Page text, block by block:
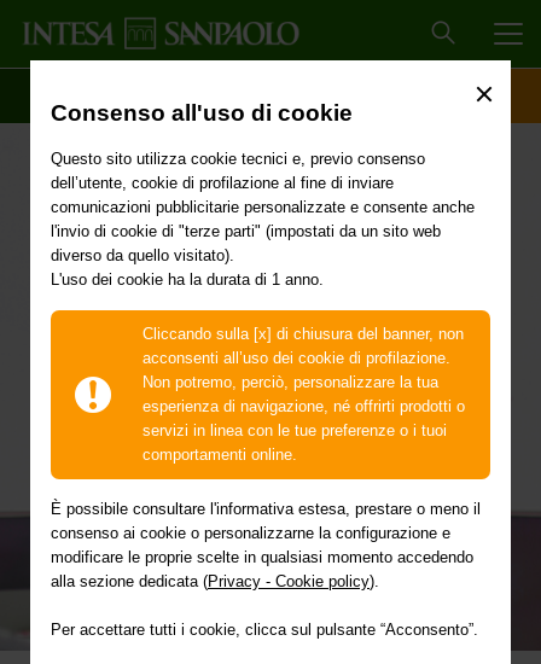
Consenso all'uso di cookie
Questo sito utilizza cookie tecnici e, previo consenso
dell’utente, cookie di profilazione al fine di inviare
comunicazioni pubblicitarie personalizzate e consente anche
l'invio di cookie di "terze parti" (impostati da un sito web
diverso da quello visitato).
L'uso dei cookie ha la durata di 1 anno.
Cliccando sulla [x] di chiusura del banner, non
acconsenti all’uso dei cookie di profilazione.
Non potremo, perciò, personalizzare la tua
esperienza di navigazione, né offrirti prodotti o
servizi in linea con le tue preferenze o i tuoi
comportamenti online.
È possibile consultare l'informativa estesa, prestare o meno il
consenso ai cookie o personalizzarne la configurazione e
modificare le proprie scelte in qualsiasi momento accedendo
alla sezione dedicata (Privacy - Cookie policy).
Per accettare tutti i cookie, clicca sul pulsante “Acconsento”.
Condividere i costi
Avviare una convivenza è sempre un’esperienza
emozionante ma imparare a gestire insieme anche le
finanze può diventare una vera sfida: ecco tre formule
vincenti.